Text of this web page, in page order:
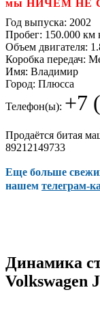
мы НИЧЕМ НЕ
Год выпуска: 2002
Пробег: 150.000 км
Объем двигателя:
Коробка передач:
Имя: Владимир
Город: Плюсса
Телефон(ы): +7
Продаётся битая
89212149733
Еще больше
нашем телеграм-
Динамика
Volkswagen